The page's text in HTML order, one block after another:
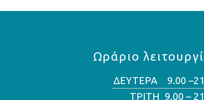
Ωράριο
ΔΕΥΤΕΡΑ 9.00
ΤΡΙΤΗ 9.00 –